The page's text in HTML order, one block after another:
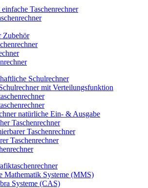
Taschenrechner
Zubehör
Schulrechner
mit Verteilungsfunktion
natürliche Ein- & Ausgabe
Taschenrechner
Taschenrechner
Taschenrechner
Mathematik Systeme (MMS)
Systeme (CAS)